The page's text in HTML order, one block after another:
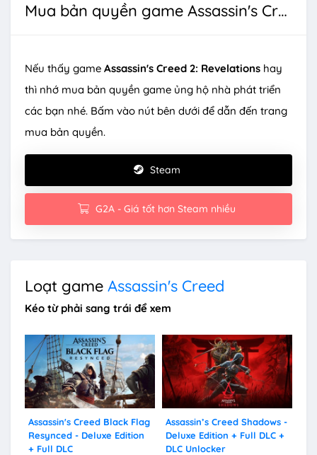
Mua bản quyền game Assassin's Creed 2: Revelations
Nếu thấy game Assassin's Creed 2: Revelations hay
thì nhớ mua bản quyền game ủng hộ nhà phát triển
các bạn nhé. Bấm vào nút bên dưới để dẫn đến trang
mua bản quyền.
Steam
G2A - Giá tốt hơn Steam nhiều
Loạt game Assassin's Creed
Kéo từ phải sang trái để xem
Assassin's Creed Black Flag
Resynced - Deluxe Edition
+ Full DLC
Assassin’s Creed Shadows -
Deluxe Edition + Full DLC +
DLC Unlocker